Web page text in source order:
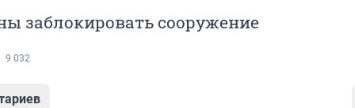
заблокировать сооружение
9 032